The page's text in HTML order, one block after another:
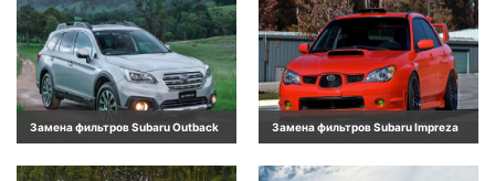
Замена фильтров Subaru Outback Замена фильтров Subaru Impreza